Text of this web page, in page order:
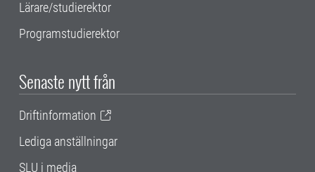
Lärare/studierektor
Programstudierektor
Senaste nytt från
Driftinformation
Lediga anställningar
SLU i media